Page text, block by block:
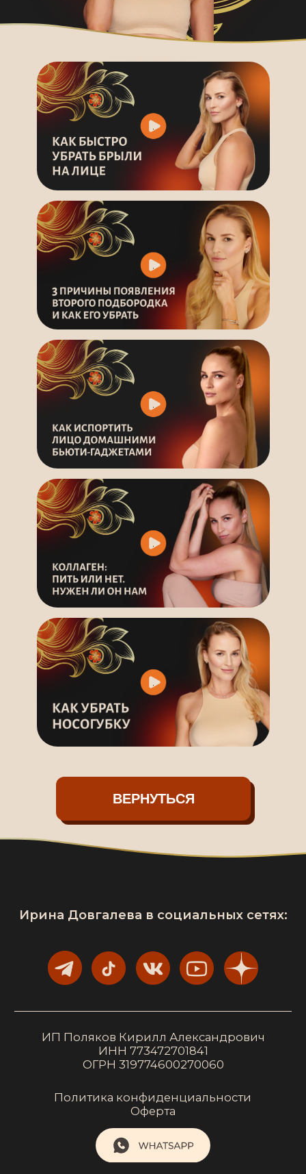
ВЕРНУТЬСЯ
Ирина Довгалева в социальных сетях:
ИП Поляков Кирилл Александрович
ОГРН 319774600270060
Политика конфиденциальности
© 2026 Все права защищены
Служба поддержки: diva@iksschool.ru